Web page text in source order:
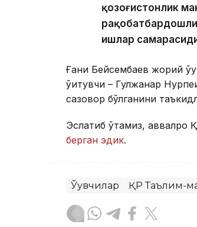
қозоғистонлик
ишлар
Ғани Бейсембаев жорий
ўқитувчи – Гулжанар
сазовор бўлганини
Эслатиб ўтамиз, аввалроқ
берган эдик.
Ўқувчилар ҚР Таълим-